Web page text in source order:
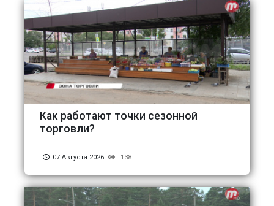
Как работают точки сезонной
торговли?
07 Августа 2026 138